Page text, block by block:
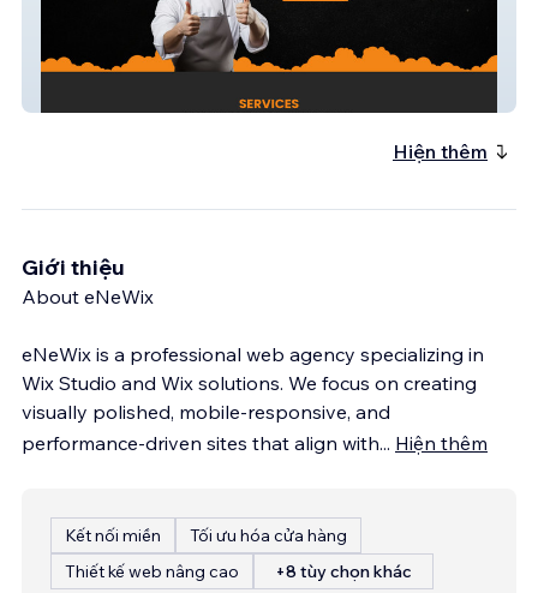
Hiện thêm
Giới thiệu
About eNeWix
eNeWix is a professional web agency specializing in
Wix Studio and Wix solutions. We focus on creating
visually polished, mobile-responsive, and
performance-driven sites that align with... Hiện thêm
Kết nối miền
Tối ưu hóa cửa hàng
Thiết kế web nâng cao
+8 tùy chọn khác